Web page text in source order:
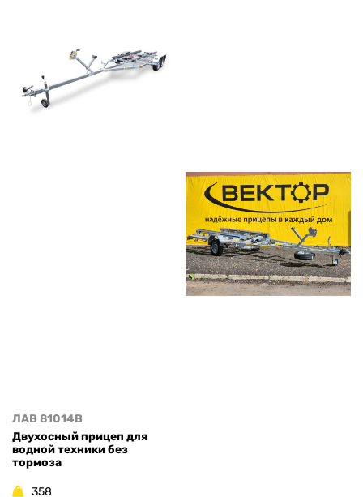
ЛАВ 81014B
Двухосный прицеп для
водной техники без
тормоза
358